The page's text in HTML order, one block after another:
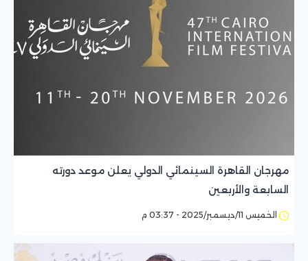
مهرجان القاهرة السينمائي الدولي يعلن موعد دورته
السابعة والأربعين
الخميس 11/ديسمبر/2025 - 03:37 م